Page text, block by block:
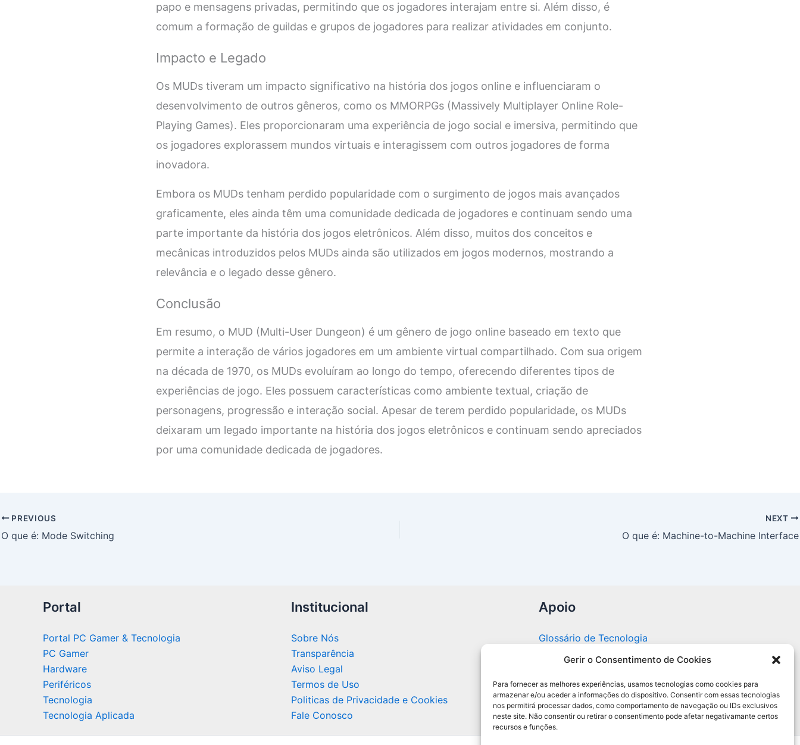
Gerir o Consentimento de Cookies
Para fornecer as melhores experiências, usamos tecnologias como cookies para
armazenar e/ou aceder a informações do dispositivo. Consentir com essas tecnologias
nos permitirá processar dados, como comportamento de navegação ou IDs exclusivos
neste site. Não consentir ou retirar o consentimento pode afetar negativamante certos
recursos e funções.
papo e mensagens privadas, permitindo que os jogadores interajam entre si. Além disso, é
comum a formação de guildas e grupos de jogadores para realizar atividades em conjunto.
Impacto e Legado
Os MUDs tiveram um impacto significativo na história dos jogos online e influenciaram o
desenvolvimento de outros gêneros, como os MMORPGs (Massively Multiplayer Online Role-
Playing Games). Eles proporcionaram uma experiência de jogo social e imersiva, permitindo que
os jogadores explorassem mundos virtuais e interagissem com outros jogadores de forma
inovadora.
Embora os MUDs tenham perdido popularidade com o surgimento de jogos mais avançados
graficamente, eles ainda têm uma comunidade dedicada de jogadores e continuam sendo uma
parte importante da história dos jogos eletrônicos. Além disso, muitos dos conceitos e
mecânicas introduzidos pelos MUDs ainda são utilizados em jogos modernos, mostrando a
relevância e o legado desse gênero.
Conclusão
Em resumo, o MUD (Multi-User Dungeon) é um gênero de jogo online baseado em texto que
permite a interação de vários jogadores em um ambiente virtual compartilhado. Com sua origem
na década de 1970, os MUDs evoluíram ao longo do tempo, oferecendo diferentes tipos de
experiências de jogo. Eles possuem características como ambiente textual, criação de
personagens, progressão e interação social. Apesar de terem perdido popularidade, os MUDs
deixaram um legado importante na história dos jogos eletrônicos e continuam sendo apreciados
por uma comunidade dedicada de jogadores.
PREVIOUS
O que é: Mode Switching
NEXT
O que é: Machine-to-Machine Interface
Portal
Portal PC Gamer & Tecnologia
PC Gamer
Hardware
Periféricos
Tecnologia
Tecnologia Aplicada
Institucional
Sobre Nós
Transparência
Aviso Legal
Termos de Uso
Politicas de Privacidade e Cookies
Fale Conosco
Apoio
Glossário de Tecnologia
Portal editorial independente sobre tecnologia,
PC Gamer e guias práticos.